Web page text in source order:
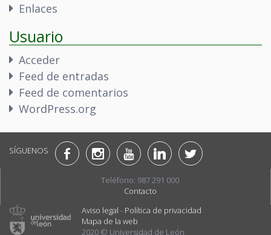
Enlaces
Usuario
Acceder
Feed de entradas
Feed de comentarios
WordPress.org
SÍGUENOS
Teléfono: 987 291 000
Contacto
Aviso legal - Política de privacidad
Mapa de la web
2020 © Universidad de León